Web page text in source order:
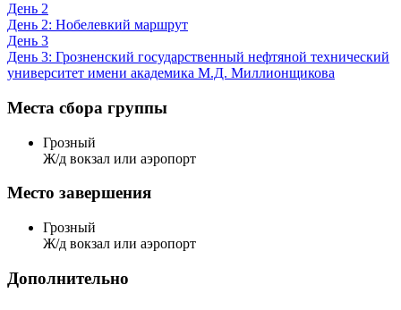
День 2
День 2: Нобелевкий маршрут
День 3
День 3: Грозненский государственный нефтяной технический
университет имени академика М.Д. Миллионщикова
Места сбора группы
Грозный
Ж/д вокзал или аэропорт
Место завершения
Грозный
Ж/д вокзал или аэропорт
Дополнительно